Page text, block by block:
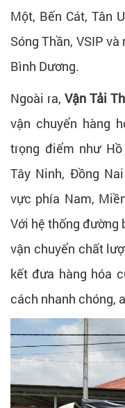
Một, Bến Cát, Tân
Sóng Thần, VSIP
Bình Dương.
Ngoài ra,Vận Tải
vận chuyển hàng
trọng điểm như Hồ
Tây Ninh, Đồng
vực phía Nam,
Với hệ thống đường
vận chuyển chất
kết đưa hàng hóa
cách nhanh chóng,